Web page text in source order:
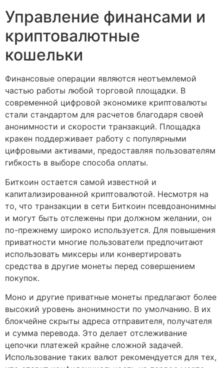
Управление финансами и
криптовалютные
кошельки
Финансовые операции являются неотъемлемой
частью работы любой торговой площадки. В
современной цифровой экономике криптовалюты
стали стандартом для расчетов благодаря своей
анонимности и скорости транзакций. Площадка
кракен поддерживает работу с популярными
цифровыми активами, предоставляя пользователям
гибкость в выборе способа оплаты.
Биткоин остается самой известной и
капитализированной криптовалютой. Несмотря на
то, что транзакции в сети Биткоин псевдоанонимны
и могут быть отслежены при должном желании, он
по-прежнему широко используется. Для повышения
приватности многие пользователи предпочитают
использовать миксеры или конвертировать
средства в другие монеты перед совершением
покупок.
Моно и другие приватные монеты предлагают более
высокий уровень анонимности по умолчанию. В их
блокчейне скрыты адреса отправителя, получателя
и сумма перевода. Это делает отслеживание
цепочки платежей крайне сложной задачей.
Использование таких валют рекомендуется для тех,